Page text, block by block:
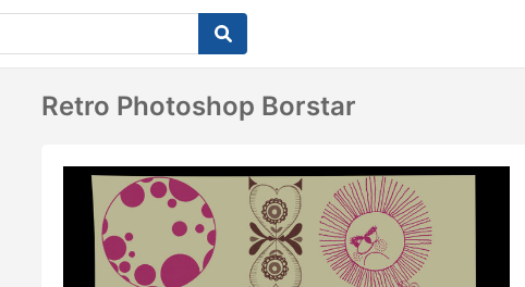
Retro Photoshop Borstar